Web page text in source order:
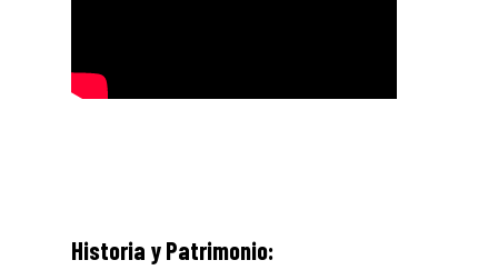
Historia y Patrimonio: